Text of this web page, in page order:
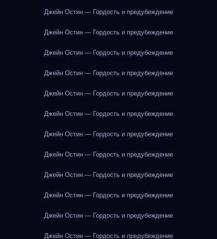
Джейн Остин — Гордость и предубеждение
Джейн Остин — Гордость и предубеждение
Джейн Остин — Гордость и предубеждение
Джейн Остин — Гордость и предубеждение
Джейн Остин — Гордость и предубеждение
Джейн Остин — Гордость и предубеждение
Джейн Остин — Гордость и предубеждение
Джейн Остин — Гордость и предубеждение
Джейн Остин — Гордость и предубеждение
Джейн Остин — Гордость и предубеждение
Джейн Остин — Гордость и предубеждение
Джейн Остин — Гордость и предубеждение